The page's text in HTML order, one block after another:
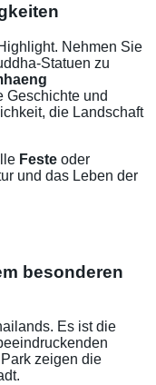
Nehmen Sie
Statuen zu
Geschichte und
die Landschaft
Feste oder
und das Leben der
besonderen
Es ist die
zeigen die